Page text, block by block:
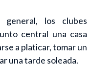
los clubes
central una casa
a platicar, tomar un
una tarde soleada.